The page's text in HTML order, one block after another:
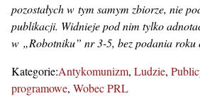
pozostałych w tym samym zbiorze, nie
publikacji. Widnieje pod nim tylko
w „Robotniku” nr 3-5, bez podania roku
Kategorie:Antykomunizm Ludzie
programowe Wobec PRL